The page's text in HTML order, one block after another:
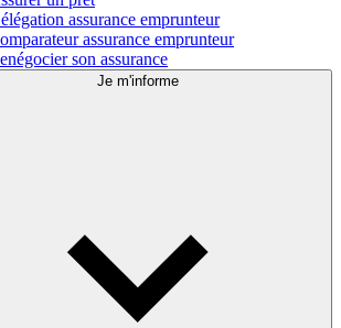
assurance emprunteur
assurance emprunteur
son assurance
Je m'informe